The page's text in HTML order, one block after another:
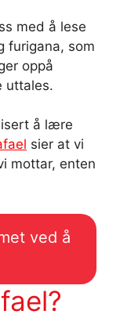
med å lese
furigana, som
oppå
uttales.
å lære
sier at vi
mottar, enten
ved å